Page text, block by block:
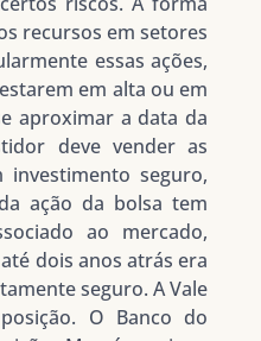
recursos em setores
essas ações,
em alta ou em
aproximar a data da
deve vender as
seguro,
ação da bolsa tem
ao mercado,
dois anos atrás era
seguro. A Vale
O Banco do